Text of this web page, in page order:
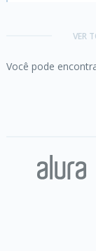
VER
Você pode